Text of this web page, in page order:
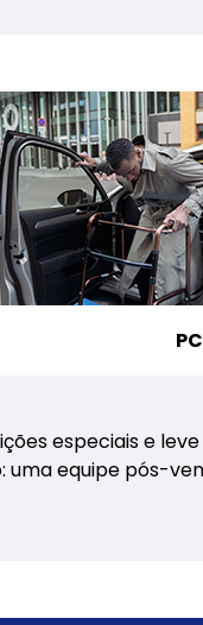
especiais e
equipe pós-